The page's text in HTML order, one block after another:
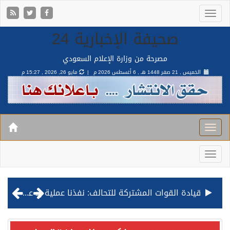
صحيفة الإخبارية 24
مصرحة من وزارة الإعلام السعودي
الخميس , 21 صفر 1448 هـ , 6 أغسطس 2026 م | مايو 26, 2026 , 15:27 م
مصدر مسؤول بالهيئة العامة للنقل: استهداف السفينة السعودية NCC MASA خلال إبحارها في البحر الأحمر نتج عنه إصابة طفيفة في بدنها
صدور مرسوم ملكي بالموافقة على نظام التعليم العام